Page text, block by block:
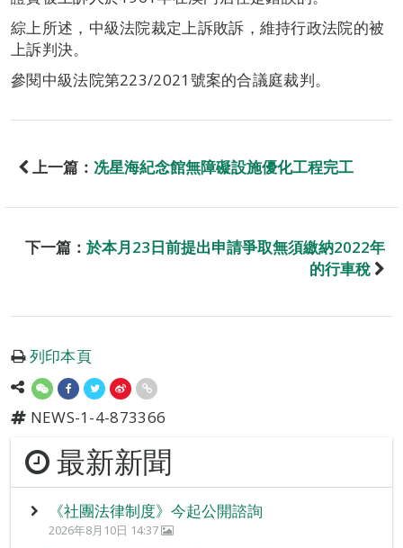
綜上所述，中級法院裁定上訴敗訴，維持行政法院的被
上訴判決。
參閱中級法院第223/2021號案的合議庭裁判。
上一篇： 冼星海紀念館無障礙設施優化工程完工
下一篇： 於本月23日前提出申請爭取無須繳納2022年
的行車稅
列印本頁
NEWS-1-4-873366
最新新聞
《社團法律制度》今起公開諮詢
2026年8月10日 14:37